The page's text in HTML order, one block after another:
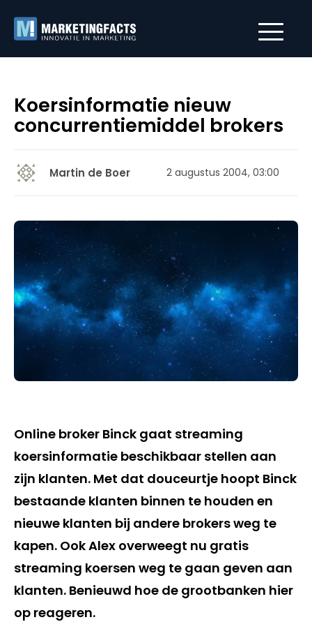
Koersinformatie nieuw
concurrentiemiddel brokers
Martin de Boer 2 augustus 2004, 03:00
Online broker Binck gaat streaming
koersinformatie beschikbaar stellen aan
zijn klanten. Met dat douceurtje hoopt Binck
bestaande klanten binnen te houden en
nieuwe klanten bij andere brokers weg te
kapen. Ook Alex overweegt nu gratis
streaming koersen weg te gaan geven aan
klanten. Benieuwd hoe de grootbanken hier
op reageren.